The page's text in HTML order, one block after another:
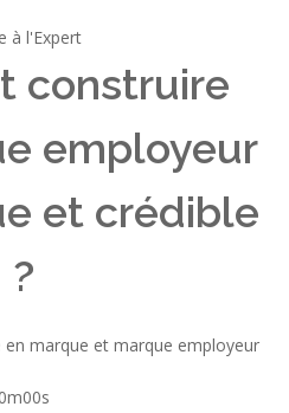
à l'Expert
construire
employeur
et crédible
?
en marque et marque employeur
0m00s